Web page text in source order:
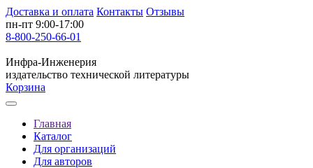
Доставка и оплата Контакты Отзывы
пн-пт 9:00-17:00
8-800-250-66-01
Инфра-Инженерия
издательство технической литературы
Корзина
Главная
Каталог
Для организаций
Для авторов